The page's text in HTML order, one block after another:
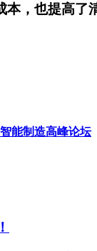
，也提高了
能制造高峰论坛